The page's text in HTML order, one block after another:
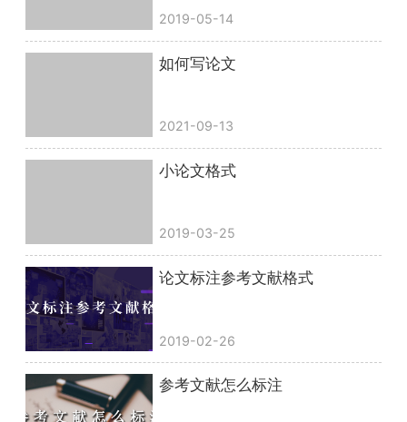
2019-05-14
如何写论文
2021-09-13
小论文格式
2019-03-25
论文标注参考文献格式
2019-02-26
参考文献怎么标注